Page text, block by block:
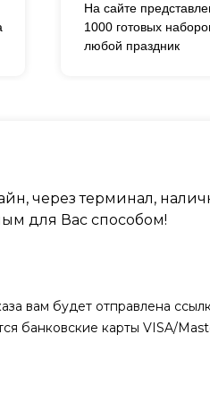
На сайте
1000 готовых
любой праздник
через терминал,
для Вас способом!
вам будет отправлена
банковские карты VISA/